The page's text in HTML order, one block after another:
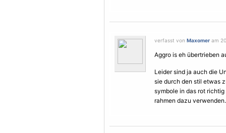
verfasst von Maxomer am
Aggro is eh übertrieben
Leider sind ja auch die
sie durch den stil etwas
symbole in das rot
rahmen dazu verwenden.